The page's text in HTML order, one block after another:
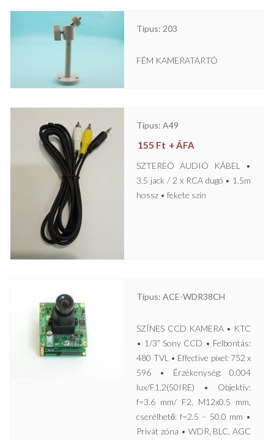
Típus: 203
FÉM KAMERATARTÓ
Típus: A49
155 Ft + ÁFA
SZTEREÓ AUDIÓ KÁBEL •
3.5 jack / 2 x RCA dugó • 1.5m
hossz • fekete szín
Típus: ACE-WDR38CH
SZÍNES CCD KAMERA • KTC
• 1/3” Sony CCD • Felbontás:
480 TVL • Effective pixel: 752 x
596 • Érzékenység: 0.004
lux/F1.2(50IRE) • Objektív:
f=3.6 mm/ F2, M12x0.5 mm,
cserélhető: f=2.5 – 50.0 mm •
Privát zóna • WDR, BLC, AGC